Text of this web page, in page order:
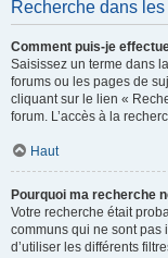
Recherche dans
Comment puis-je
Saisissez un terme dans
forums ou les pages de
cliquant sur le lien «
forum. L’accès à la
Haut
Pourquoi ma recherche
Votre recherche était
communs qui ne sont pas
d’utiliser les différents